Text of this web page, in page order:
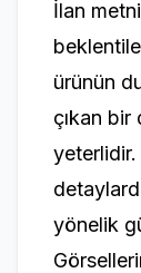
İlan
ürünün
çıkan
yeterlidir.
yönelik